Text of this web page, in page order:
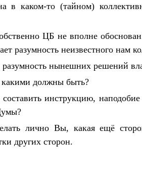
в каком-то (тайном)
ЦБ не вполне
разумность неизвестного нам
нынешних решений
должны быть?
инструкцию,
лично Вы, какая ещё
других сторон.